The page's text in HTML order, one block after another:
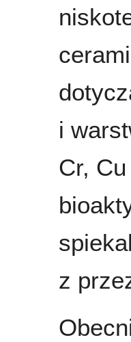
i
Cr,
z